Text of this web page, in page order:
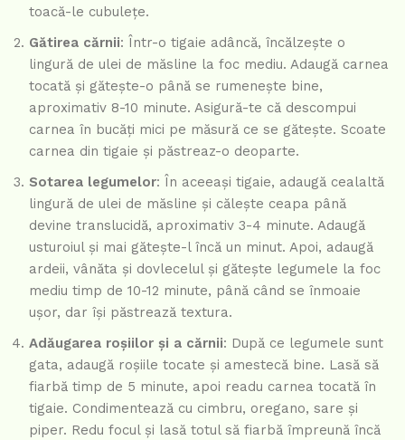
toacă-le cubulețe.
Gătirea cărnii: Într-o tigaie adâncă, încălzește o
lingură de ulei de măsline la foc mediu. Adaugă carnea
tocată și gătește-o până se rumenește bine,
aproximativ 8-10 minute. Asigură-te că descompui
carnea în bucăți mici pe măsură ce se gătește. Scoate
carnea din tigaie și păstreaz-o deoparte.
Sotarea legumelor: În aceeași tigaie, adaugă cealaltă
lingură de ulei de măsline și călește ceapa până
devine translucidă, aproximativ 3-4 minute. Adaugă
usturoiul și mai gătește-l încă un minut. Apoi, adaugă
ardeii, vânăta și dovlecelul și gătește legumele la foc
mediu timp de 10-12 minute, până când se înmoaie
ușor, dar își păstrează textura.
Adăugarea roșiilor și a cărnii: După ce legumele sunt
gata, adaugă roșiile tocate și amestecă bine. Lasă să
fiarbă timp de 5 minute, apoi readu carnea tocată în
tigaie. Condimentează cu cimbru, oregano, sare și
piper. Redu focul și lasă totul să fiarbă împreună încă